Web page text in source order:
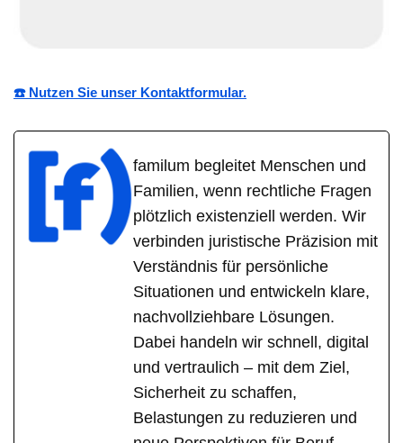
☎️ Nutzen Sie unser Kontaktformular.
familum begleitet Menschen und
Familien, wenn rechtliche Fragen
plötzlich existenziell werden. Wir
verbinden juristische Präzision mit
Verständnis für persönliche
Situationen und entwickeln klare,
nachvollziehbare Lösungen.
Dabei handeln wir schnell, digital
und vertraulich – mit dem Ziel,
Sicherheit zu schaffen,
Belastungen zu reduzieren und